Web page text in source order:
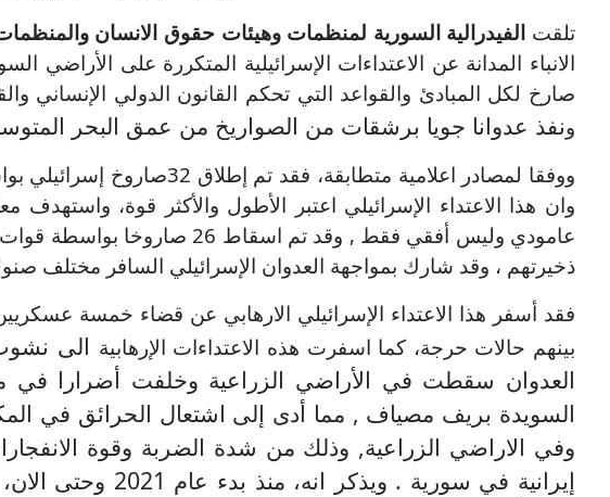
تلقت الفيدرالية السورية لمنظمات وهيئات حقوق الانسان
الانباء المدانة عن الاعتداءات الإسرائيلية المتكررة على الأراضي
صارخ لكل المبادئ والقواعد التي تحكم القانون الدولي الإنساني
ونفذ عدوانا جويا برشقات من الصواريخ من عمق البحر
وان هذا الاعتداء الإسرائيلي اعتبر الأطول والأكثر قوة،
عامودي وليس أفقي فقط , وقد
ذخيرتهم ، وقد شارك بمواجهة العدوان الإسرائيلي السافر
فقد أسفر هذا الاعتداء الإسرائيلي الارهابي عن قضاء خمسة
بينهم حالات حرجة، كما اسفرت هذه الاعتداءات الإرهابية الى
العدوان سقطت في الأراضي الزراعية وخلفت أضرارا في
السويدة بريف مصياف , مما أدى إلى اشتعال الحرائق في
وفي الاراضي الزراعية, وذلك من شدة الضربة وقوة
إيرانية في